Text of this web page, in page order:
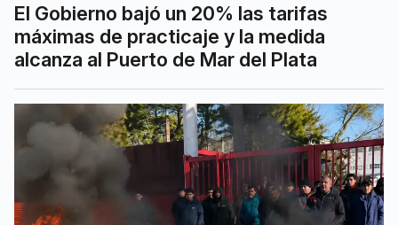
El Gobierno bajó un 20% las tarifas
máximas de practicaje y la medida
alcanza al Puerto de Mar del Plata